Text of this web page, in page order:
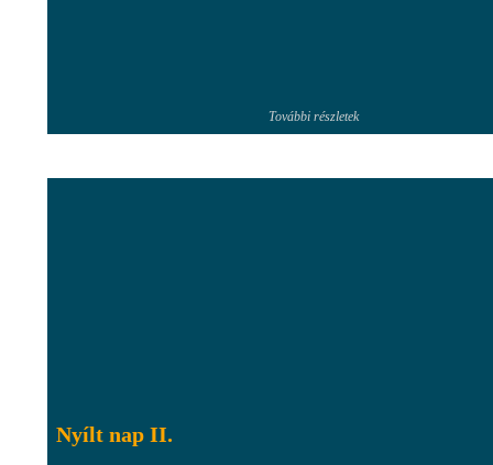
További részletek
Nyílt nap II.